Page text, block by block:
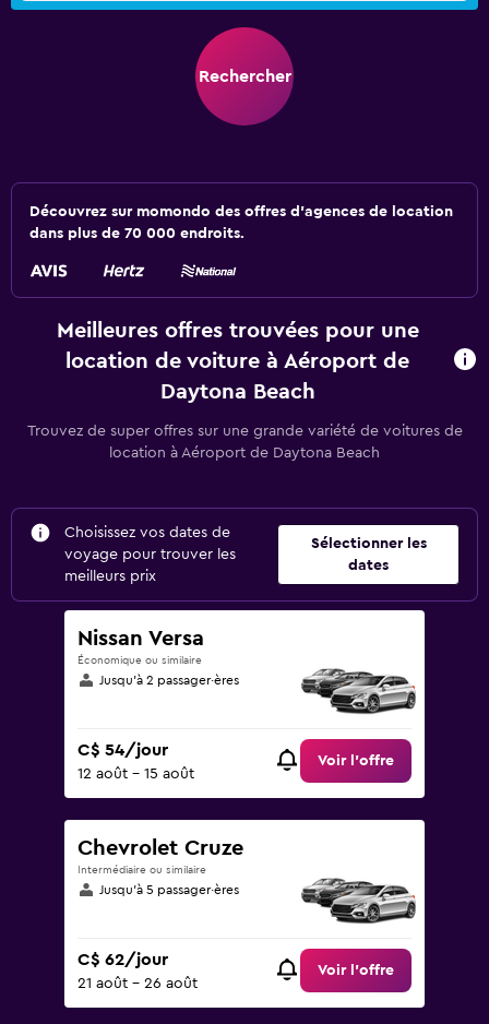
Rechercher
Découvrez sur momondo des offres d'agences de location
dans plus de 70 000 endroits.
Meilleures offres trouvées pour une
location de voiture à Aéroport de
Daytona Beach
Trouvez de super offres sur une grande variété de voitures de
location à Aéroport de Daytona Beach
Choisissez vos dates de
voyage pour trouver les
meilleurs prix
Sélectionner les
dates
Nissan Versa
Économique ou similaire
Jusqu’à 2 passager·ères
C$ 54/jour
12 août - 15 août
Voir l’offre
Chevrolet Cruze
Intermédiaire ou similaire
Jusqu’à 5 passager·ères
C$ 62/jour
21 août - 26 août
Voir l’offre